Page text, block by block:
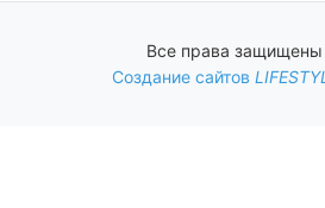
Все права
Создание сайтов